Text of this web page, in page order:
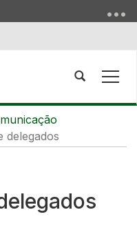
Abrir
busca
delegados